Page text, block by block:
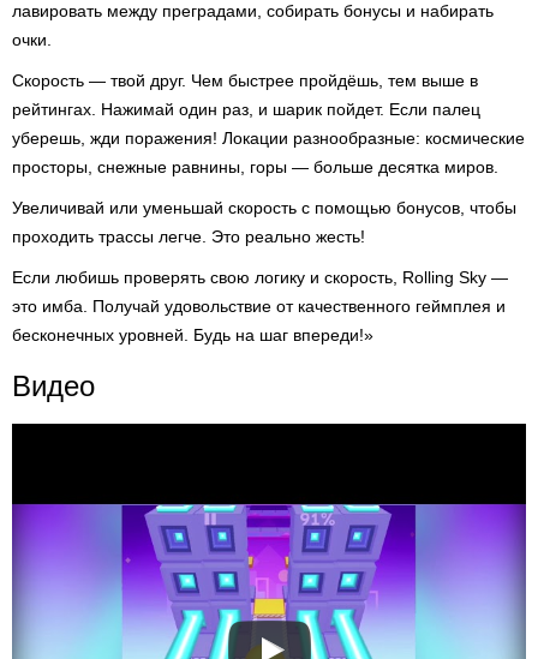
лавировать между преградами, собирать бонусы и набирать
очки.
Скорость — твой друг. Чем быстрее пройдёшь, тем выше в
рейтингах. Нажимай один раз, и шарик пойдет. Если палец
уберешь, жди поражения! Локации разнообразные: космические
просторы, снежные равнины, горы — больше десятка миров.
Увеличивай или уменьшай скорость с помощью бонусов, чтобы
проходить трассы легче. Это реально жесть!
Если любишь проверять свою логику и скорость, Rolling Sky —
это имба. Получай удовольствие от качественного геймплея и
бесконечных уровней. Будь на шаг впереди!»
Видео